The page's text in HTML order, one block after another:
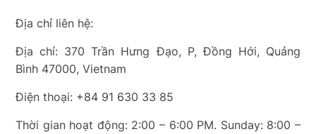
Địa chỉ liên hệ:
Địa chỉ: 370 Trần Hưng Đạo, P, Đồng Hới, Quảng
Bình 47000, Vietnam
Điện thoại: +84 91 630 33 85
Thời gian hoạt động: 2:00 – 6:00 PM. Sunday: 8:00 –